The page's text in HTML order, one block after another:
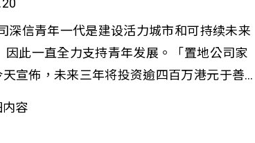
深信青年一代是建设活力城市和可持续未来
因此一直全力支持青年发展。「置地公司家
宣佈，未来三年将投资逾四百万港元于善
项目「置未来基金」，致力协助弱势青年
所需技能和能力。非牟利社会服务机构善导
内容